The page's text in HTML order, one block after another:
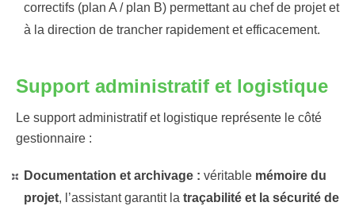
correctifs (plan A / plan B) permettant au chef de projet et
à la direction de trancher rapidement et efficacement.
Support administratif et logistique
Le support administratif et logistique représente le côté
gestionnaire :
Documentation et archivage : véritable mémoire du
projet, l’assistant garantit la traçabilité et la sécurité de